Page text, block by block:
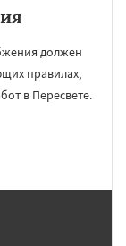
должен
правилах,
в Пересвете.